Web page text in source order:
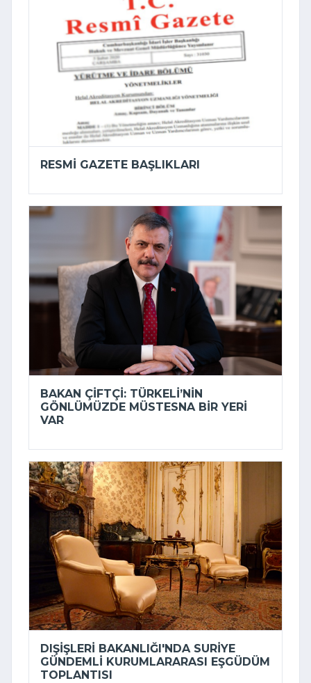
RESMI GAZETE BAŞLIKLARI
BAKAN ÇIFTÇI: TÜRKELI’NIN
GÖNLÜMÜZDE MÜSTESNA BIR YERI
VAR
DIŞIŞLERI BAKANLIĞI'NDA SURIYE
GÜNDEMLI KURUMLARARASI EŞGÜDÜM
TOPLANTISI